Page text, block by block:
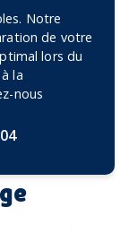
Notre
de votre
lors du
la
nous